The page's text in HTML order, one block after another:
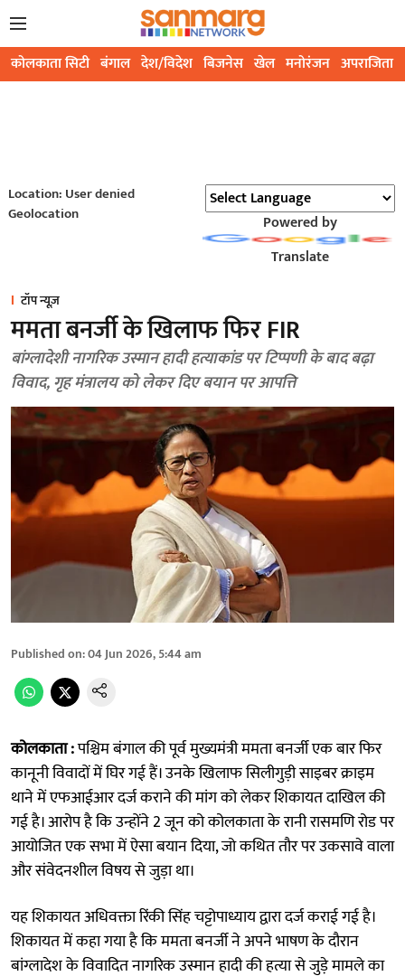
कोलकाता सिटी बंगाल देश/विदेश बिजनेस खेल मनोरंजन अपराजिता
Location: User denied
Geolocation
Powered by
Translate
टॉप न्यूज़
ममता बनर्जी के खिलाफ फिर FIR
बांग्लादेशी नागरिक उस्मान हादी हत्याकांड पर टिप्पणी के बाद बढ़ा
विवाद, गृह मंत्रालय को लेकर दिए बयान पर आपत्ति
Published on:04 Jun 2026, 5:44 am
कोलकाता :पश्चिम बंगाल की पूर्व मुख्यमंत्री ममता बनर्जी एक बार फिर
कानूनी विवादों में घिर गई हैं। उनके खिलाफ सिलीगुड़ी साइबर क्राइम
थाने में एफआईआर दर्ज कराने की मांग को लेकर शिकायत दाखिल की
गई है। आरोप है कि उन्होंने 2 जून को कोलकाता के रानी रासमणि रोड पर
आयोजित एक सभा में ऐसा बयान दिया, जो कथित तौर पर उकसावे वाला
और संवेदनशील विषय से जुड़ा था।
यह शिकायत अधिवक्ता रिंकी सिंह चट्टोपाध्याय द्वारा दर्ज कराई गई है।
शिकायत में कहा गया है कि ममता बनर्जी ने अपने भाषण के दौरान
बांग्लादेश के विवादित नागरिक उस्मान हादी की हत्या से जुड़े मामले का